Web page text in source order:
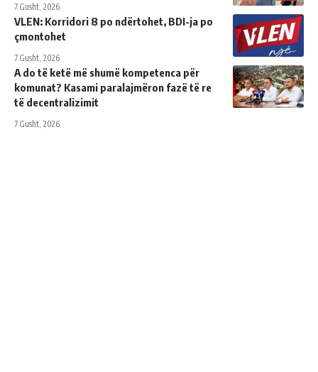
7 Gusht, 2026
VLEN: Korridori 8 po ndërtohet, BDI-ja po
çmontohet
7 Gusht, 2026
A do të ketë më shumë kompetenca për
komunat? Kasami paralajmëron fazë të re
të decentralizimit
7 Gusht, 2026